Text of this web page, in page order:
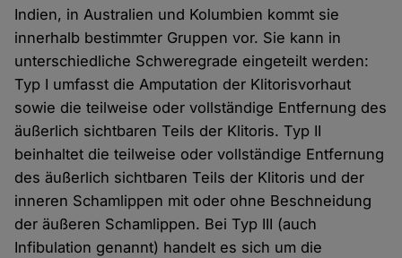
Indien, in Australien und Kolumbien kommt sie
innerhalb bestimmter Gruppen vor. Sie kann in
unterschiedliche Schweregrade eingeteilt werden:
Typ I umfasst die Amputation der Klitorisvorhaut
sowie die teilweise oder vollständige Entfernung des
äußerlich sichtbaren Teils der Klitoris. Typ II
beinhaltet die teilweise oder vollständige Entfernung
des äußerlich sichtbaren Teils der Klitoris und der
inneren Schamlippen mit oder ohne Beschneidung
der äußeren Schamlippen. Bei Typ III (auch
Infibulation genannt) handelt es sich um die